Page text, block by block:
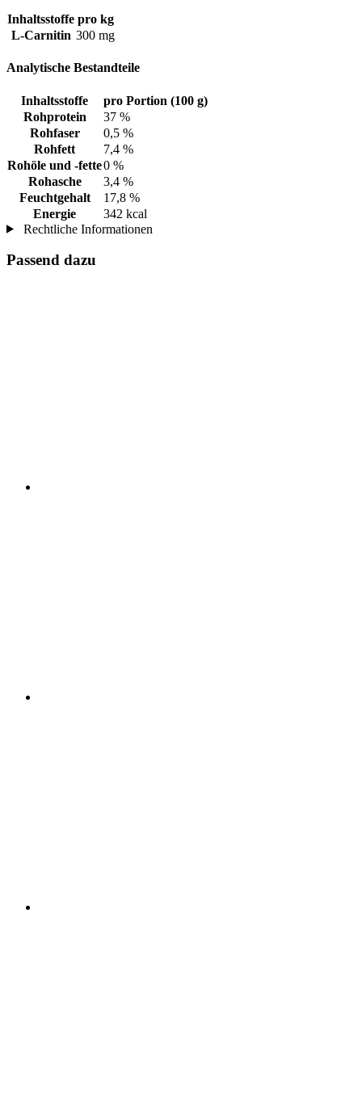
Inhaltsstoffe pro kg
L-Carnitin 300 mg
Analytische Bestandteile
Inhaltsstoffe
pro Portion (100 g)
Rohprotein
37 %
Rohfaser
0,5 %
Rohfett
7,4 %
Rohöle und -fette0 %
Rohasche
3,4 %
Feuchtgehalt
17,8 %
Energie
342 kcal
Rechtliche Informationen
Passend dazu